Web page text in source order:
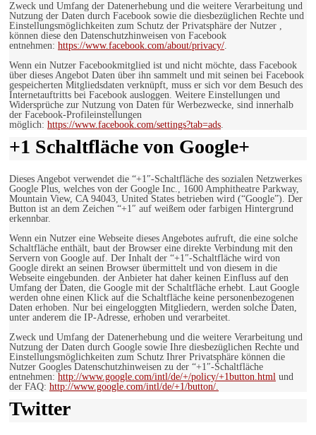
Zweck und Umfang der Datenerhebung und die weitere Verarbeitung und
Nutzung der Daten durch Facebook sowie die diesbezüglichen Rechte und
Einstellungsmöglichkeiten zum Schutz der Privatsphäre der Nutzer ,
können diese den Datenschutzhinweisen von Facebook
entnehmen: https://www.facebook.com/about/privacy/.
Wenn ein Nutzer Facebookmitglied ist und nicht möchte, dass Facebook
über dieses Angebot Daten über ihn sammelt und mit seinen bei Facebook
gespeicherten Mitgliedsdaten verknüpft, muss er sich vor dem Besuch des
Internetauftritts bei Facebook ausloggen. Weitere Einstellungen und
Widersprüche zur Nutzung von Daten für Werbezwecke, sind innerhalb
der Facebook-Profileinstellungen
möglich: https://www.facebook.com/settings?tab=ads.
+1 Schaltfläche von Google+
Dieses Angebot verwendet die “+1″-Schaltfläche des sozialen Netzwerkes
Google Plus, welches von der Google Inc., 1600 Amphitheatre Parkway,
Mountain View, CA 94043, United States betrieben wird (“Google”). Der
Button ist an dem Zeichen “+1″ auf weißem oder farbigen Hintergrund
erkennbar.
Wenn ein Nutzer eine Webseite dieses Angebotes aufruft, die eine solche
Schaltfläche enthält, baut der Browser eine direkte Verbindung mit den
Servern von Google auf. Der Inhalt der “+1″-Schaltfläche wird von
Google direkt an seinen Browser übermittelt und von diesem in die
Webseite eingebunden. der Anbieter hat daher keinen Einfluss auf den
Umfang der Daten, die Google mit der Schaltfläche erhebt. Laut Google
werden ohne einen Klick auf die Schaltfläche keine personenbezogenen
Daten erhoben. Nur bei eingeloggten Mitgliedern, werden solche Daten,
unter anderem die IP-Adresse, erhoben und verarbeitet.
Zweck und Umfang der Datenerhebung und die weitere Verarbeitung und
Nutzung der Daten durch Google sowie Ihre diesbezüglichen Rechte und
Einstellungsmöglichkeiten zum Schutz Ihrer Privatsphäre können die
Nutzer Googles Datenschutzhinweisen zu der “+1″-Schaltfläche
entnehmen: http://www.google.com/intl/de/+/policy/+1button.html und
der FAQ: http://www.google.com/intl/de/+1/button/.
Twitter